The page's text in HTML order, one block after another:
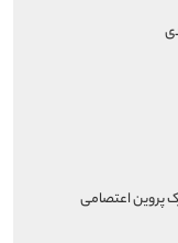
پروین اعتصامی